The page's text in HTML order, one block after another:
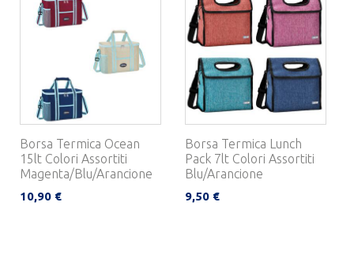
Borsa Termica Ocean
15lt Colori Assortiti
Magenta/Blu/Arancione
10,90 €
Borsa Termica Lunch
Pack 7lt Colori Assortiti
Blu/Arancione
9,50 €